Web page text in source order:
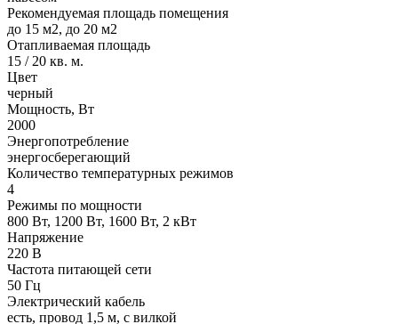
Рекомендуемая площадь помещения
до 15 м2, до 20 м2
Отапливаемая площадь
15 / 20 кв. м.
Цвет
черный
Мощность, Вт
2000
Энергопотребление
энергосберегающий
Количество температурных режимов
4
Режимы по мощности
800 Вт, 1200 Вт, 1600 Вт, 2 кВт
Напряжение
220 В
Частота питающей сети
50 Гц
Электрический кабель
есть, провод 1,5 м, с вилкой